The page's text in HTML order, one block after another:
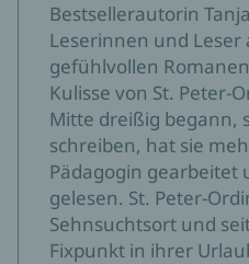
Bestsellerautorin
Leserinnen und
gefühlvollen
Kulisse von St. Peter-
Mitte dreißig begann,
schreiben, hat sie
Pädagogin gearbeitet
gelesen. St. Peter-
Sehnsuchtsort und
Fixpunkt in ihrer